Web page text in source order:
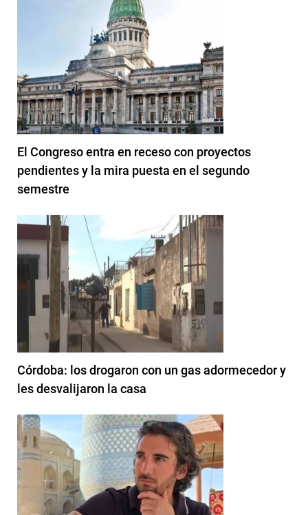
El Congreso entra en receso con proyectos
pendientes y la mira puesta en el segundo
semestre
Córdoba: los drogaron con un gas adormecedor y
les desvalijaron la casa